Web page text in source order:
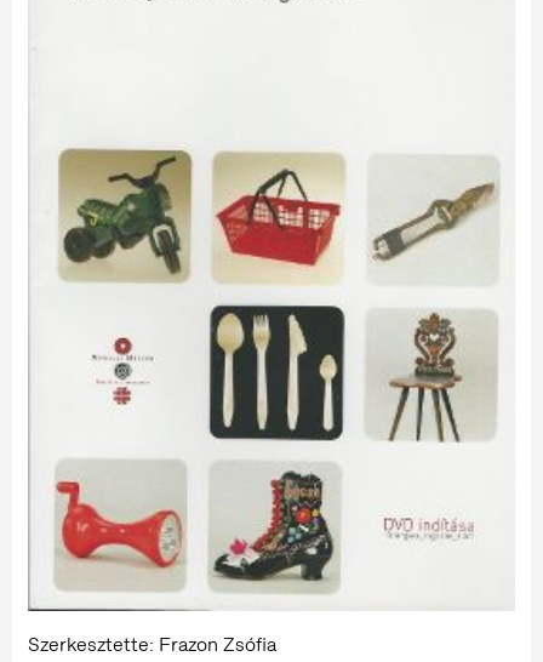
Szerkesztette: Frazon Zsófia